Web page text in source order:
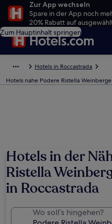
Zur App wechseln
Spare in der App noch
20% Rabatt auf
Zum Hauptinhalt springen
Hotels in Roccastrada
Hotels nahe Podere Ristella
Hotels in der
Ristella
in Roccastrada
Wo soll’s hingehen?